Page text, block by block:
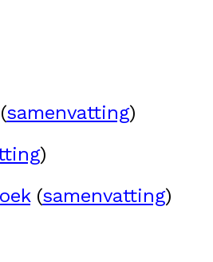
(samenvatting)
)
(samenvatting)